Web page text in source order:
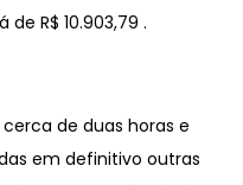
R$ 10.903,79 .
de duas horas e
em definitivo outras